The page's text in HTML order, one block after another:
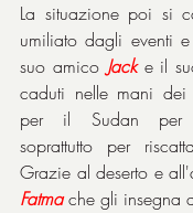
La situazione poi si
umiliato dagli eventi
suo amico Jack e il
caduti nelle mani dei
per il Sudan per
soprattutto per
Grazie al deserto e
Fatma che gli insegna